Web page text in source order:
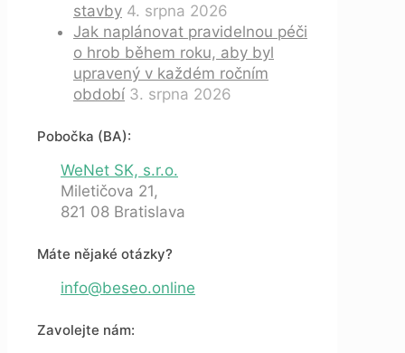
stavby 4. srpna 2026
Jak naplánovat pravidelnou péči
o hrob během roku, aby byl
upravený v každém ročním
období 3. srpna 2026
Pobočka (BA):
WeNet SK, s.r.o.
Miletičova 21,
821 08 Bratislava
Máte nějaké otázky?
info@beseo.online
Zavolejte nám: